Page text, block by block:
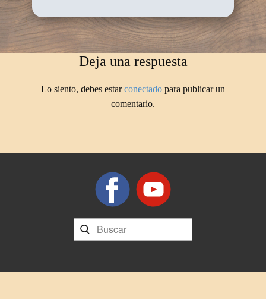
Deja una respuesta
Lo siento, debes estarconectado para publicar un
comentario.